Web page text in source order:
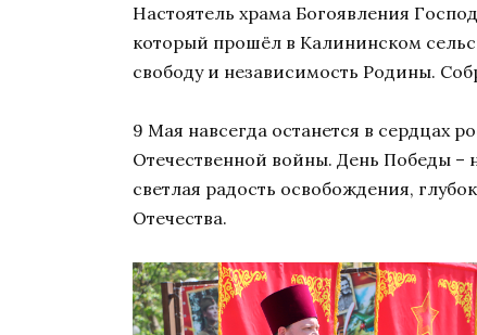
Настоятель храма Богоявления
который прошёл в Калининском
свободу и независимость Родины.
9 Мая навсегда останется в сердцах
Отечественной войны. День Победы –
светлая радость освобождения,
Отечества.